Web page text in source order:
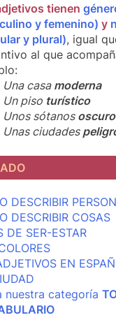
tienen
y femenino) y
y plural), igual
al que
Una casa moderna
Un piso turístico
Unos sótanos
Unas ciudades
DESCRIBIR
DESCRIBIR COSAS
DE SER-ESTAR
EN
nuestra categoría